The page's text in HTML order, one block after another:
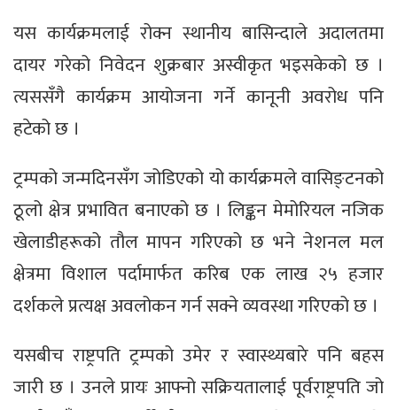
यस कार्यक्रमलाई रोक्न स्थानीय बासिन्दाले अदालतमा
दायर गरेको निवेदन शुक्रबार अस्वीकृत भइसकेको छ ।
त्यससँगै कार्यक्रम आयोजना गर्ने कानूनी अवरोध पनि
हटेको छ ।
ट्रम्पको जन्मदिनसँग जोडिएको यो कार्यक्रमले वासिङ्टनको
ठूलो क्षेत्र प्रभावित बनाएको छ । लिङ्कन मेमोरियल नजिक
खेलाडीहरूको तौल मापन गरिएको छ भने नेशनल मल
क्षेत्रमा विशाल पर्दामार्फत करिब एक लाख २५ हजार
दर्शकले प्रत्यक्ष अवलोकन गर्न सक्ने व्यवस्था गरिएको छ ।
यसबीच राष्ट्रपति ट्रम्पको उमेर र स्वास्थ्यबारे पनि बहस
जारी छ । उनले प्रायः आफ्नो सक्रियतालाई पूर्वराष्ट्रपति जो